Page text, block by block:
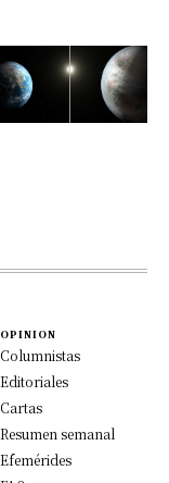
OPINION
Columnistas
Editoriales
Cartas
Resumen semanal
Efemérides